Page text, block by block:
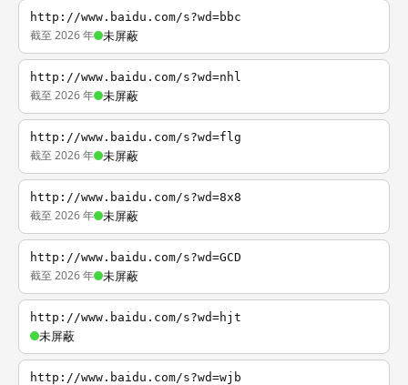
http://www.baidu.com/s?wd=bbc
截至 2026 年 未屏蔽
http://www.baidu.com/s?wd=nhl
截至 2026 年 未屏蔽
http://www.baidu.com/s?wd=flg
截至 2026 年 未屏蔽
http://www.baidu.com/s?wd=8x8
截至 2026 年 未屏蔽
http://www.baidu.com/s?wd=GCD
截至 2026 年 未屏蔽
http://www.baidu.com/s?wd=hjt
未屏蔽
http://www.baidu.com/s?wd=wjb